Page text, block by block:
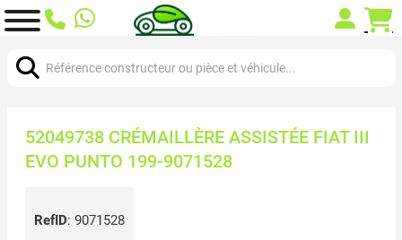
52049738 CRÉMAILLÈRE ASSISTÉE FIAT III
EVO PUNTO 199-9071528
RefID: 9071528